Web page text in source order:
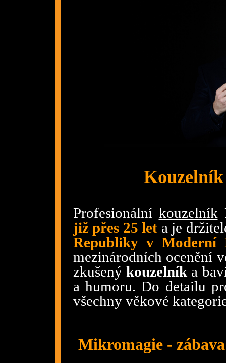
Kouzelník
Profesionální kouzelník
již přes 25 let a je
Republiky v Moderní
mezinárodních ocenění
zkušený kouzelníka
a humoru. Do detailu
všechny věkové
Mikromagie -